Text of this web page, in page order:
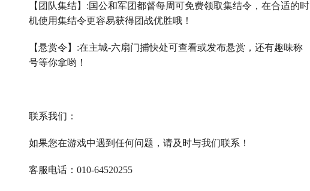
【团队集结】 :国公和军团都督每周可免费领取集结令，在合适的时
机使用集结令更容易获得团战优胜哦！
【悬赏令】 :在主城-六扇门捕快处可查看或发布悬赏，还有趣味称
号等你拿哟！
联系我们：
如果您在游戏中遇到任何问题，请及时与我们联系！
客服电话：010-64520255